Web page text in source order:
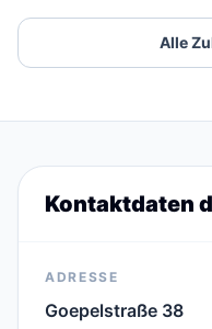
Alle
Kontaktdaten
ADRESSE
Goepelstraße 38